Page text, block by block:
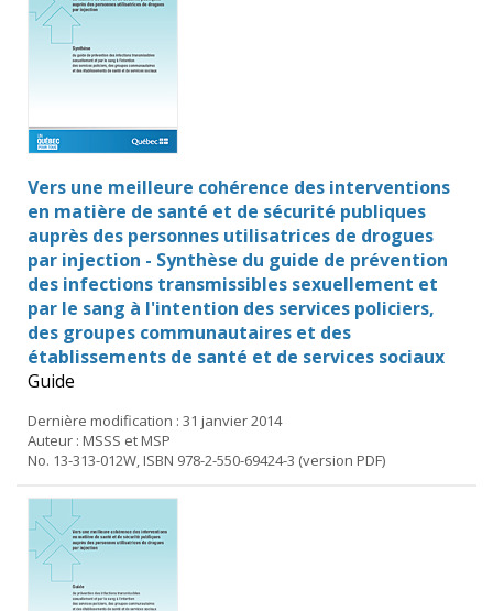
Vers une meilleure cohérence des interventions
en matière de santé et de sécurité publiques
auprès des personnes utilisatrices de drogues
par injection - Synthèse du guide de prévention
des infections transmissibles sexuellement et
par le sang à l'intention des services policiers,
des groupes communautaires et des
établissements de santé et de services sociaux
Guide
Dernière modification : 31 janvier 2014
Auteur : MSSS et MSP
No. 13-313-012W, ISBN 978-2-550-69424-3 (version PDF)